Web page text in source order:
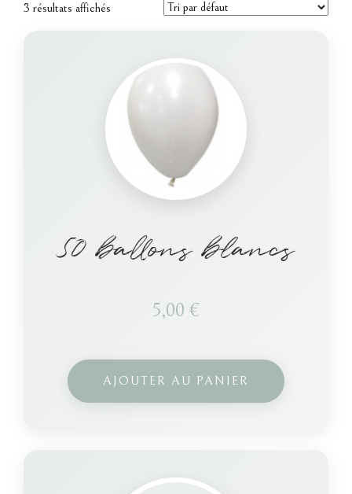
3 résultats affichés
50 ballons blancs
5,00 €
AJOUTER AU PANIER